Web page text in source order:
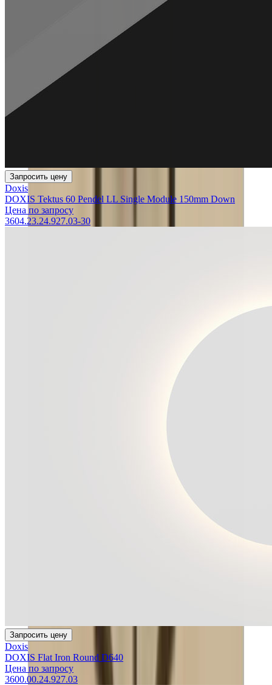
Запросить цену
Doxis
DOXIS Tektus 60 Pendel LL Single Module 150mm Down
Цена по запросу
3604.23.24.927.03-30
Запросить цену
Doxis
DOXIS Flat Iron Round D640
Цена по запросу
3600.00.24.927.03